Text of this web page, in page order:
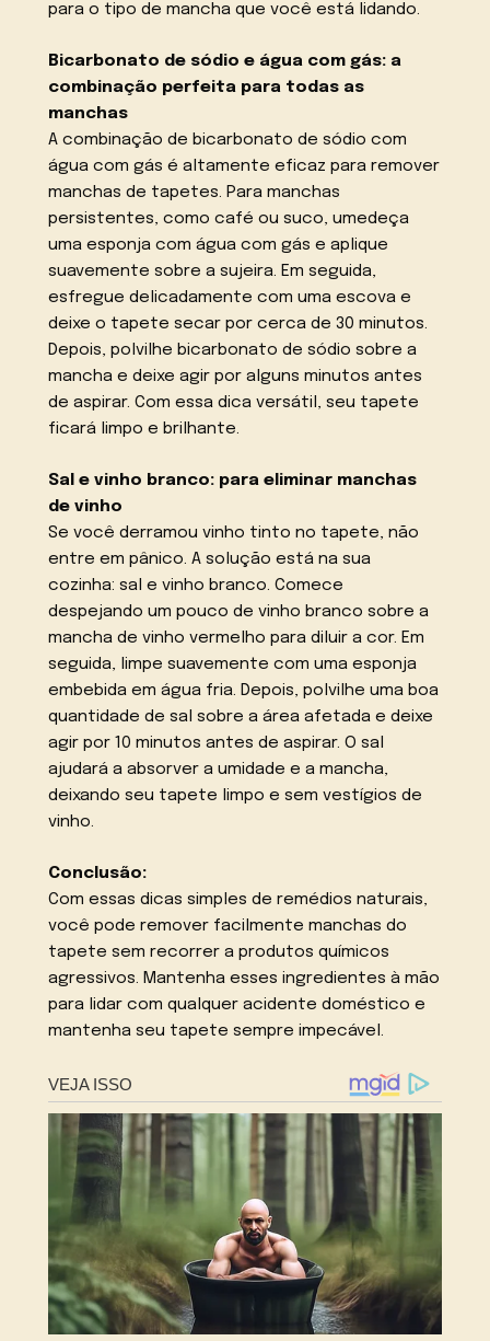
para o tipo de mancha que você está lidando.
Bicarbonato de sódio e água com gás: a
combinação perfeita para todas as
manchas
A combinação de bicarbonato de sódio com
água com gás é altamente eficaz para remover
manchas de tapetes. Para manchas
persistentes, como café ou suco, umedeça
uma esponja com água com gás e aplique
suavemente sobre a sujeira. Em seguida,
esfregue delicadamente com uma escova e
deixe o tapete secar por cerca de 30 minutos.
Depois, polvilhe bicarbonato de sódio sobre a
mancha e deixe agir por alguns minutos antes
de aspirar. Com essa dica versátil, seu tapete
ficará limpo e brilhante.
Sal e vinho branco: para eliminar manchas
de vinho
Se você derramou vinho tinto no tapete, não
entre em pânico. A solução está na sua
cozinha: sal e vinho branco. Comece
despejando um pouco de vinho branco sobre a
mancha de vinho vermelho para diluir a cor. Em
seguida, limpe suavemente com uma esponja
embebida em água fria. Depois, polvilhe uma boa
quantidade de sal sobre a área afetada e deixe
agir por 10 minutos antes de aspirar. O sal
ajudará a absorver a umidade e a mancha,
deixando seu tapete limpo e sem vestígios de
vinho.
Conclusão:
Com essas dicas simples de remédios naturais,
você pode remover facilmente manchas do
tapete sem recorrer a produtos químicos
agressivos. Mantenha esses ingredientes à mão
para lidar com qualquer acidente doméstico e
mantenha seu tapete sempre impecável.